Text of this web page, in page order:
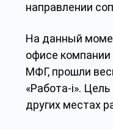
направлении
На данный
офисе
МФГ, прошли
«Работа-i».
других местах